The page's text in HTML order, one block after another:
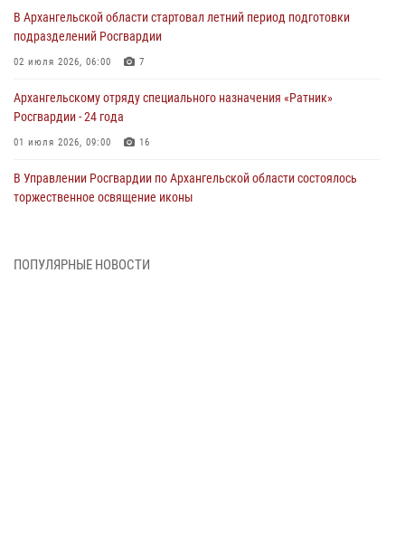
В Архангельской области стартовал летний период подготовки
подразделений Росгвардии
02 июля 2026, 06:00 7
Архангельскому отряду специального назначения «Ратник»
Росгвардии - 24 года
01 июля 2026, 09:00 16
В Управлении Росгвардии по Архангельской области состоялось
торжественное освящение иконы
Военнослужащие по призыву из Архангельской области приняли
ПОПУЛЯРНЫЕ НОВОСТИ